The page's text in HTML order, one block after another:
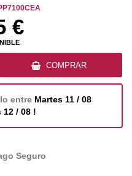
€
COMPRAR
entre Martes 11 / 08
12 / 08 !
Seguro